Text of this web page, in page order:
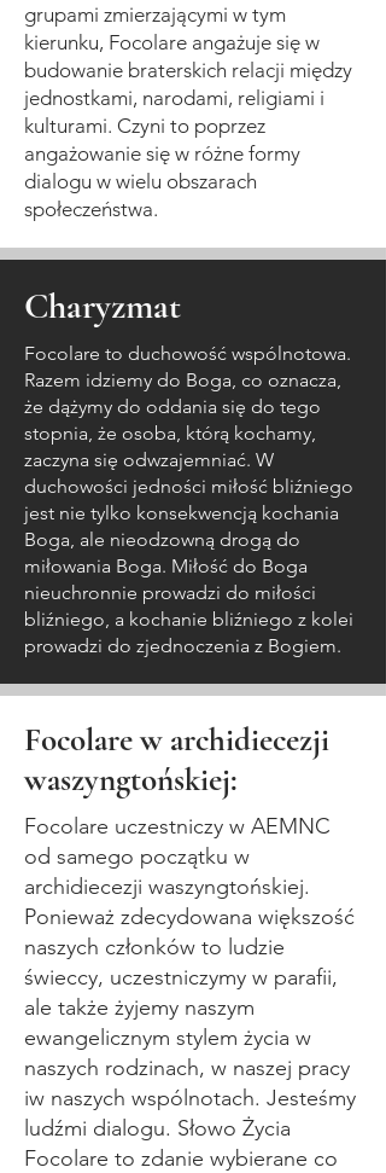
grupami zmierzającymi w tym
kierunku, Focolare angażuje się w
budowanie braterskich relacji między
jednostkami, narodami, religiami i
kulturami. Czyni to poprzez
angażowanie się w różne formy
dialogu w wielu obszarach
społeczeństwa.
Charyzmat
Focolare to duchowość wspólnotowa.
Razem idziemy do Boga, co oznacza,
że dążymy do oddania się do tego
stopnia, że osoba, którą kochamy,
zaczyna się odwzajemniać. W
duchowości jedności miłość bliźniego
jest nie tylko konsekwencją kochania
Boga, ale nieodzowną drogą do
miłowania Boga. Miłość do Boga
nieuchronnie prowadzi do miłości
bliźniego, a kochanie bliźniego z kolei
prowadzi do zjednoczenia z Bogiem.
Focolare w archidiecezji
waszyngtońskiej:
Focolare uczestniczy w AEMNC
od samego początku w
archidiecezji waszyngtońskiej.
Ponieważ zdecydowana większość
naszych członków to ludzie
świeccy, uczestniczymy w parafii,
ale także żyjemy naszym
ewangelicznym stylem życia w
naszych rodzinach, w naszej pracy
iw naszych wspólnotach. Jesteśmy
ludźmi dialogu. Słowo Życia
Focolare to zdanie wybierane co